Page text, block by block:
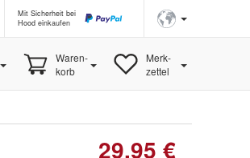
Mit Sicherheit bei
Hood einkaufen
Waren-
korb
Merk-
zettel
29,95 €